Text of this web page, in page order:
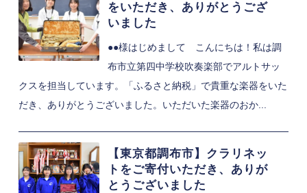
をいただき、ありがとうござ
いました
●●様はじめまして こんにちは！私は調
布市立第四中学校吹奏楽部でアルトサッ
クスを担当しています。「ふるさと納税」で貴重な楽器をいた
だき、ありがとうございました。いただいた楽器のおか...
【東京都調布市】クラリネッ
トをご寄付いただき、ありが
とうございました